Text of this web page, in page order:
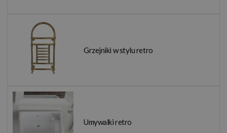
Grzejniki w stylu retro
Umywalki retro